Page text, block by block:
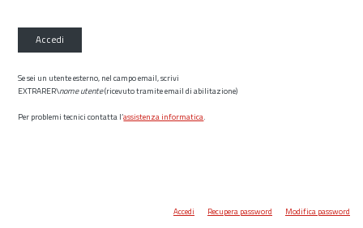
Accedi
Se sei un utente esterno, nel campo email, scrivi
EXTRARER\nome utente(ricevuto tramite email di abilitazione)
Per problemi tecnici contatta l’assistenza informatica.
Accedi Recupera password Modifica password